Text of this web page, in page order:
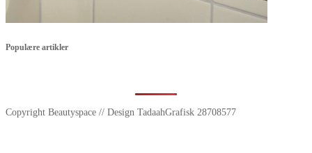
Populære artikler
Copyright Beautyspace // Design TadaahGrafisk 28708577